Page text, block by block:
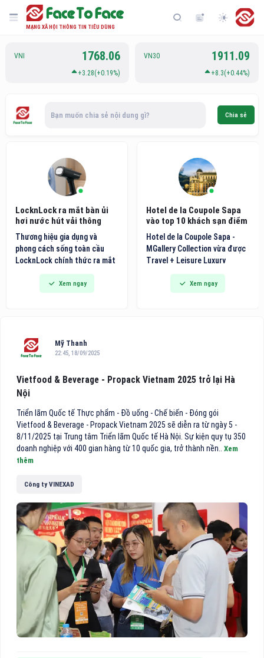
MẠNG XÃ HỘI THÔNG TIN TIÊU DÙNG
VNI 1768.06
+3.28(+0.19%)
VN30 1911.09
+8.3(+0.44%)
Bạn muốn chia sẻ nội dung gì? Chia sẻ
LocknLock ra mắt bàn ủi
hơi nước hút vải thông
minh thế hệ mới
Thương hiệu gia dụng và
phong cách sống toàn cầu
LocknLock chính thức ra mắt
dòng bàn ủi hơi nước cầm tay
thế hệ mới tích hợp công nghệ
hút vải thông minh, hướng đến
sóc
Xem ngay
Hotel de la Coupole Sapa
vào top 10 khách sạn điểm
đến nội địa hàng đầu Việt
Nam
Hotel de la Coupole Sapa -
MGallery Collection vừa được
Travel + Leisure Luxury
Awards khu vực châu Á - Thái
Bình Dương 2026 vinh danh
trong danh sách 10 khách sạn
Xem ngay
Mỹ Thanh
22:45, 18/09/2025
Vietfood & Beverage - Propack Vietnam 2025 trở lại Hà
Nội
Triển lãm Quốc tế Thực phẩm - Đồ uống - Chế biến - Đóng gói
Vietfood & Beverage - Propack Vietnam 2025 sẽ diễn ra từ ngày 5 -
8/11/2025 tại Trung tâm Triển lãm Quốc tế Hà Nội. Sự kiện quy tụ 350
doanh nghiệp với 400 gian hàng từ 10 quốc gia, trở thành nền.. Xem
thêm
Công ty VINEXAD